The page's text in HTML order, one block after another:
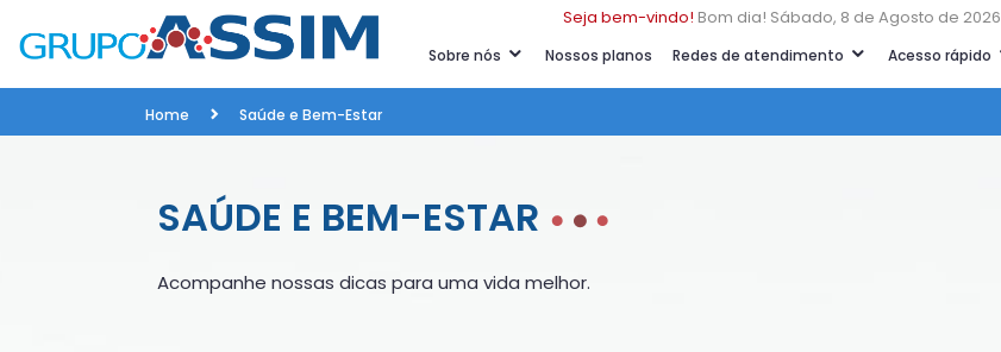
Seja bem-vindo! Bom dia! Sábado, 8 de Agosto de 2026
Sobre nós Nossos planos Redes de atendimento Acesso rápido
Home Saúde e Bem-Estar
SAÚDE E BEM-ESTAR
Acompanhe nossas dicas para uma vida melhor.